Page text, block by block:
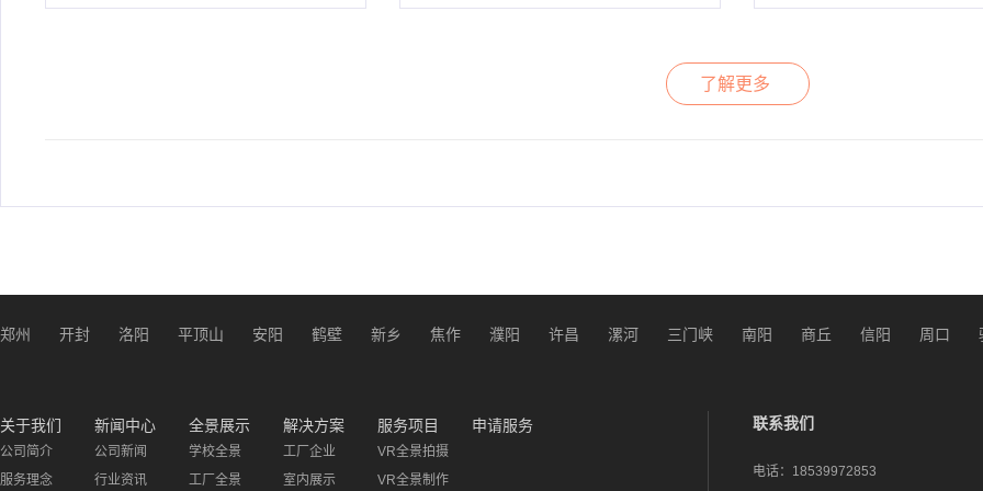
了解更多
郑州 开封 洛阳 平顶山 安阳 鹤壁 新乡 焦作 濮阳 许昌 漯河 三门峡 南阳 商丘 信阳 周口
关于我们
公司简介
服务理念
新闻中心
公司新闻
行业资讯
全景展示
学校全景
工厂全景
解决方案
工厂企业
室内展示
服务项目
VR全景拍摄
VR全景制作
申请服务 联系我们
电话： 18539972853